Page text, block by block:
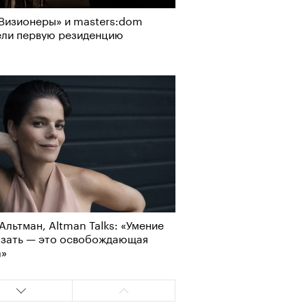
и masters:dom
первую резиденцию
Altman Talks: «Умение
— это освобождающая
ТАКЖЕ
и masters:dom
первую резиденцию
Altman Talks: «Умение
— это освобождающая
ТАКЖЕ